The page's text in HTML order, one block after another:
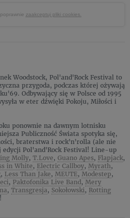
zaakceptuj pliki cookies.
Woodstock, Pol'and'Rock Festival to
przygoda, podczas której ożywają
Odbywający się w Polsce od 1995
w eter dźwięki Pokoju, Miłości i
ponownie na dawnym lotnisku
Publiczność Świata spotyka się,
braterstwa i rock'n'rolla (ale nie
Pol'and'Rock Festival! Line-up
Molly, T.Love, Guano Apes, Flapjack,
in White, Electric Callboy, Myrath,
, Less Than Jake, MEUTE, Modestep,
, Paktofonika Live Band, Mery
, Transgresja, Sokołowski, Rotting
!